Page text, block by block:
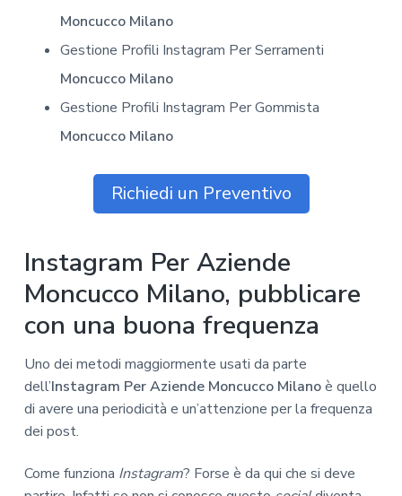
Moncucco Milano
Gestione Profili Instagram Per Serramenti
Moncucco Milano
Gestione Profili Instagram Per Gommista
Moncucco Milano
Richiedi un Preventivo
Instagram Per Aziende
Moncucco Milano, pubblicare
con una buona frequenza
Uno dei metodi maggiormente usati da parte
dell’Instagram Per Aziende Moncucco Milanoè quello
di avere una periodicità e un’attenzione per la frequenza
dei post.
Come funziona Instagram? Forse è da qui che si deve